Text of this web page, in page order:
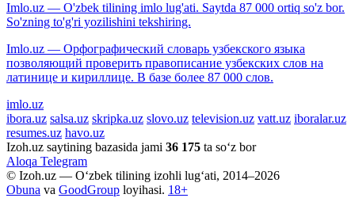
Imlo.uz — O'zbek tilining imlo lug'ati. Saytda 87 000 ortiq so'z bor.
So'zning to'g'ri yozilishini tekshiring.
Imlo.uz — Орфографический словарь узбекского языка
позволяющий проверить правописание узбекских слов на
латинице и кириллице. В базе более 87 000 слов.
imlo.uz
ibora.uz salsa.uz skripka.uz slovo.uz television.uz vatt.uz iboralar.uz
resumes.uz havo.uz
Izoh.uz saytining bazasida jami 36 175 ta so‘z bor
Aloqa Telegram
© Izoh.uz — O‘zbek tilining izohli lug‘ati, 2014–2026
Obuna va GoodGroup loyihasi. 18+